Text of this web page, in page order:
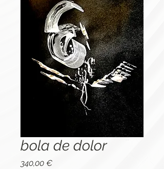
bola de dolor
340,00 €Precio